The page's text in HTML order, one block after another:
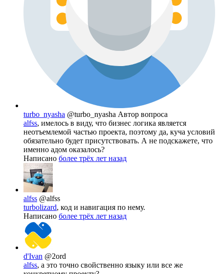
turbo_nyasha @turbo_nyasha Автор вопроса
alfss, имелось в виду, что бизнес логика является
неотъемлемой частью проекта, поэтому да, куча условий
обязательно будет присутствовать. А не подскажете, что
именно адом оказалось?
Написано более трёх лет назад
alfss @alfss
turbolizard, код и навигация по нему.
Написано более трёх лет назад
d'Ivan @2ord
alfss, а это точно свойственно языку или все же